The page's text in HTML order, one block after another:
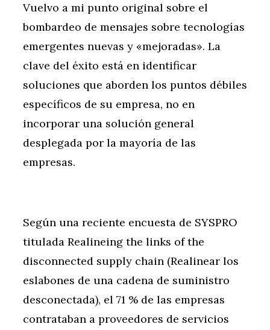
Vuelvo a mi punto original sobre el
bombardeo de mensajes sobre tecnologías
emergentes nuevas y «mejoradas». La
clave del éxito está en identificar
soluciones que aborden los puntos débiles
específicos de su empresa, no en
incorporar una solución general
desplegada por la mayoría de las
empresas.
Según una reciente encuesta de SYSPRO
titulada Realineing the links of the
disconnected supply chain (Realinear los
eslabones de una cadena de suministro
desconectada), el 71 % de las empresas
contrataban a proveedores de servicios